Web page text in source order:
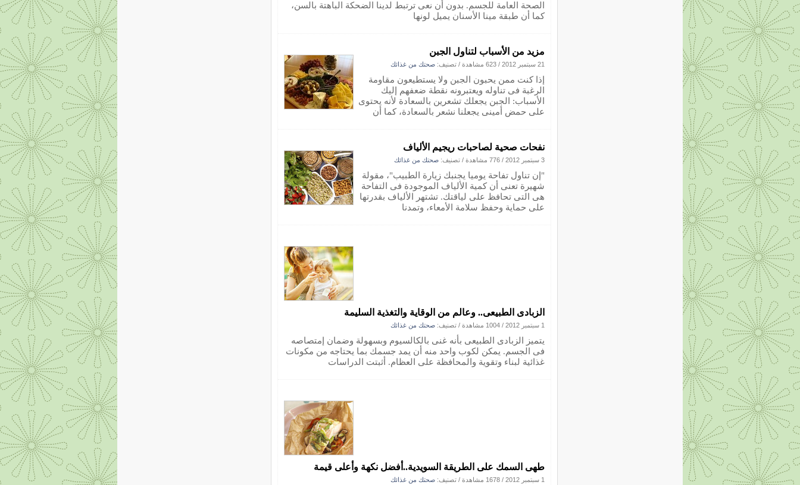
الصحة العامة للجسم. بدون أن نعى ترتبط لدينا الضحكة الباهتة بالسن،
كما أن طبقة مينا الأسنان يميل لونها
مزيد من الأسباب لتناول الجبن
21 سبتمبر 2012 / 623 مشاهدة / تصنيف: صحتك من غذائك
إذا كنت ممن يحبون الجبن ولا يستطيعون مقاومة
الرغبة فى تناوله ويعتبرونه نقطة ضعفهم إليك
الأسباب: الجبن يجعلك تشعرين بالسعادة لأنه يحتوى
على حمض أمينى يجعلنا نشعر بالسعادة، كما أن
نفحات صحية لصاحبات ريجيم الألياف
3 سبتمبر 2012 / 776 مشاهدة / تصنيف: صحتك من غذائك
"إن تناول تفاحة يوميا يجنبك زيارة الطبيب"، مقولة
شهيرة تعنى أن كمية الألياف الموجودة فى التفاحة
هى التى تحافظ على لياقتك. تشتهر الألياف بقدرتها
على حماية وحفظ سلامة الأمعاء، وتمدنا
الزبادى الطبيعى.. وعالم من الوقاية والتغذية السليمة
1 سبتمبر 2012 / 1004 مشاهدة / تصنيف: صحتك من غذائك
يتميز الزبادى الطبيعى بأنه غنى بالكالسيوم وبسهولة وضمان إمتصاصه
فى الجسم. يمكن لكوب واحد منه أن يمد جسمك بما يحتاجه من مكونات
غذائية لبناء وتقوية والمحافظة على العظام. أثبتت الدراسات
طهى السمك على الطريقة السويدية..أفضل نكهة وأعلى قيمة
1 سبتمبر 2012 / 1678 مشاهدة / تصنيف: صحتك من غذائك